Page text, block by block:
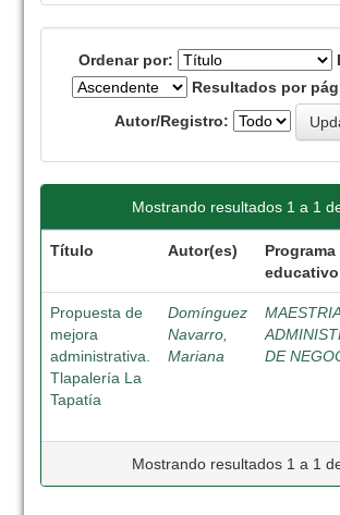
Ordenar por:
Resultados por
Autor/Registro:
Mostrando resultados 1 a 1
Título Autor(es)
Programa
educativo
Propuesta de
mejora
administrativa.
Tlapalería La
Tapatía
Domínguez
Navarro,
Mariana
DE
Mostrando resultados 1 a 1